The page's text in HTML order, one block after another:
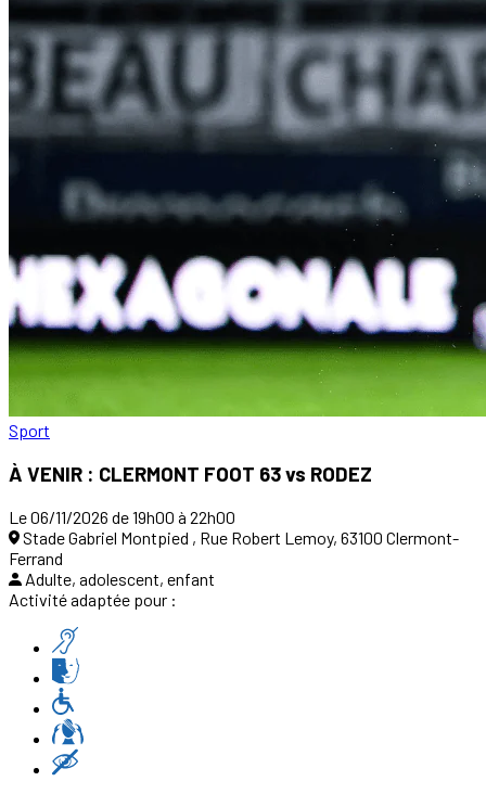
Sport
À VENIR : CLERMONT FOOT 63 vs RODEZ
Le 06/11/2026 de 19h00 à 22h00
Stade Gabriel Montpied , Rue Robert Lemoy, 63100 Clermont-
Ferrand
Adulte, adolescent, enfant
Activité adaptée pour :